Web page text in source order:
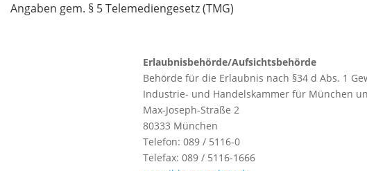
Angaben gem. § 5 Telemediengesetz (TMG)
Erlaubnisbehörde/Aufsichtsbehörde
Behörde für die Erlaubnis nach §34 d Abs. 1
Industrie- und Handelskammer für München
Max-Joseph-Straße 2
‎80333 München
Telefon: 089 / 5116-0
Telefax: 089 / 5116-1666